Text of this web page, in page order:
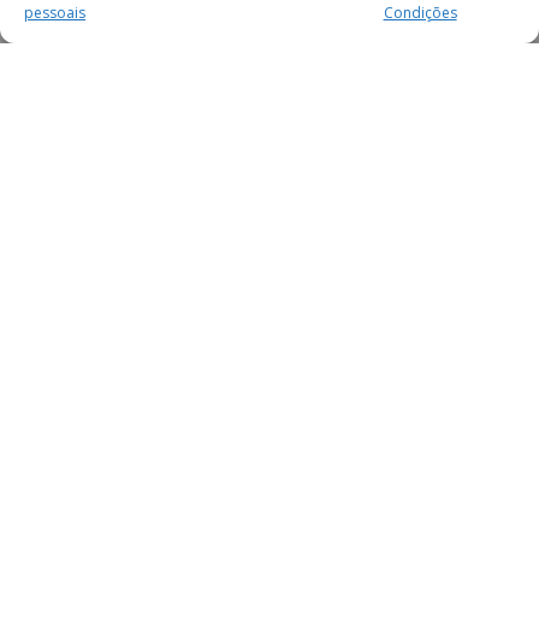
pessoais
Condições